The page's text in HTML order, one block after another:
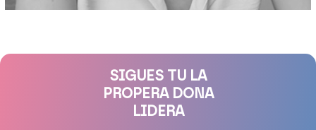
SIGUES TU LA
PROPERA DONA
LIDERA